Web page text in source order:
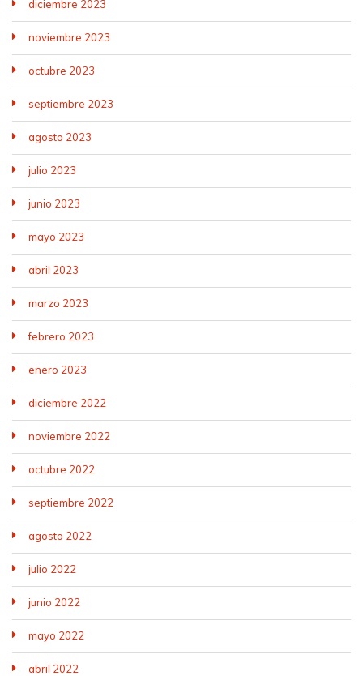
diciembre 2023
noviembre 2023
octubre 2023
septiembre 2023
agosto 2023
julio 2023
junio 2023
mayo 2023
abril 2023
marzo 2023
febrero 2023
enero 2023
diciembre 2022
noviembre 2022
octubre 2022
septiembre 2022
agosto 2022
julio 2022
junio 2022
mayo 2022
abril 2022